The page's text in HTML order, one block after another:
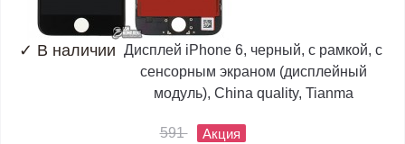
✓ В наличии Дисплей iPhone 6, черный, с рамкой, с
сенсорным экраном (дисплейный
модуль), China quality, Tianma
591 Акция